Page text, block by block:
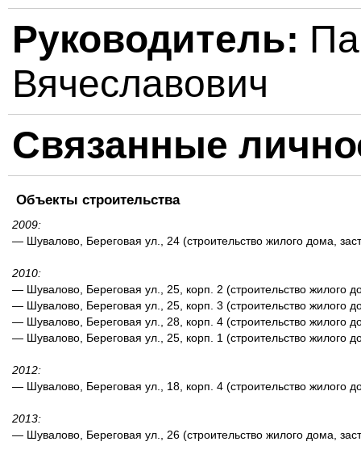
Руководитель:
Вячеславович
Связанные
Объекты строительства
2009:
— Шувалово, Береговая ул., 24 (строительство жилого дома,
2010:
— Шувалово, Береговая ул., 25, корп. 2 (строительство жилого
— Шувалово, Береговая ул., 25, корп. 3 (строительство жилого
— Шувалово, Береговая ул., 28, корп. 4 (строительство жилого
— Шувалово, Береговая ул., 25, корп. 1 (строительство жилого
2012:
— Шувалово, Береговая ул., 18, корп. 4 (строительство жилого
2013:
— Шувалово, Береговая ул., 26 (строительство жилого дома,